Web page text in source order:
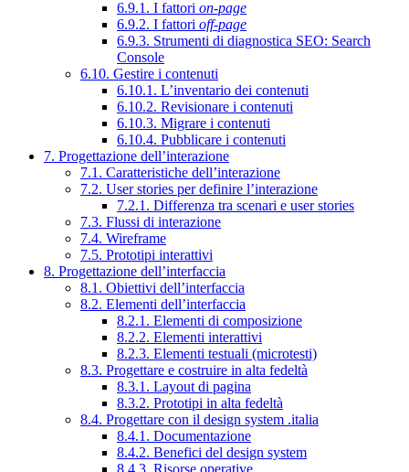
6.9.1. I fattori on-page
6.9.2. I fattori off-page
6.9.3. Strumenti di diagnostica SEO: Search
Console
6.10. Gestire i contenuti
6.10.1. L’inventario dei contenuti
6.10.2. Revisionare i contenuti
6.10.3. Migrare i contenuti
6.10.4. Pubblicare i contenuti
7. Progettazione dell’interazione
7.1. Caratteristiche dell’interazione
7.2. User stories per definire l’interazione
7.2.1. Differenza tra scenari e user stories
7.3. Flussi di interazione
7.4. Wireframe
7.5. Prototipi interattivi
8. Progettazione dell’interfaccia
8.1. Obiettivi dell’interfaccia
8.2. Elementi dell’interfaccia
8.2.1. Elementi di composizione
8.2.2. Elementi interattivi
8.2.3. Elementi testuali (microtesti)
8.3. Progettare e costruire in alta fedeltà
8.3.1. Layout di pagina
8.3.2. Prototipi in alta fedeltà
8.4. Progettare con il design system .italia
8.4.1. Documentazione
8.4.2. Benefici del design system
8.4.3. Risorse operative